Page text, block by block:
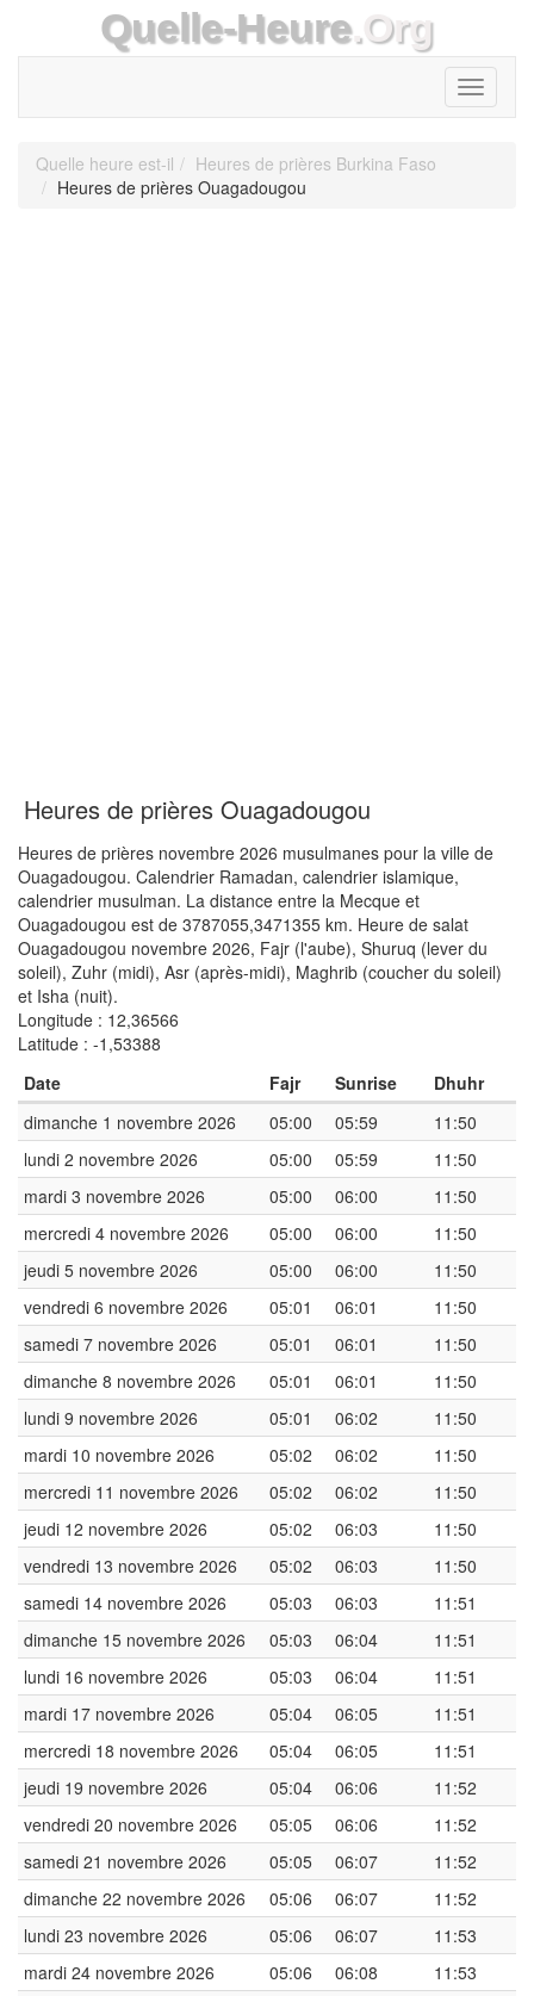
Quelle-Heure.Org
Toggle
Quelle heure est-il
Heures de prières Burkina Faso
Heures de prières Ouagadougou
Heures de prières Ouagadougou
Heures de prières novembre 2026 musulmanes pour la ville de
Ouagadougou. Calendrier Ramadan, calendrier islamique,
calendrier musulman. La distance entre la Mecque et
Ouagadougou est de 3787055,3471355 km. Heure de salat
Ouagadougou novembre 2026, Fajr (l'aube), Shuruq (lever du
soleil), Zuhr (midi), Asr (après-midi), Maghrib (coucher du soleil)
et Isha (nuit).
Longitude : 12,36566
Latitude : -1,53388
Date
Fajr Sunrise
Dhuhr
dimanche 1 novembre 2026
05:00 05:59
11:50
lundi 2 novembre 2026
05:00 05:59
11:50
mardi 3 novembre 2026
05:00 06:00
11:50
mercredi 4 novembre 2026
05:00 06:00
11:50
jeudi 5 novembre 2026
05:00 06:00
11:50
vendredi 6 novembre 2026
05:01 06:01
11:50
samedi 7 novembre 2026
05:01 06:01
11:50
dimanche 8 novembre 2026
05:01 06:01
11:50
lundi 9 novembre 2026
05:01 06:02
11:50
mardi 10 novembre 2026
05:02 06:02
11:50
mercredi 11 novembre 2026
05:02 06:02
11:50
jeudi 12 novembre 2026
05:02 06:03
11:50
vendredi 13 novembre 2026
05:02 06:03
11:50
samedi 14 novembre 2026
05:03 06:03
11:51
dimanche 15 novembre 2026
05:03 06:04
11:51
lundi 16 novembre 2026
05:03 06:04
11:51
mardi 17 novembre 2026
05:04 06:05
11:51
mercredi 18 novembre 2026
05:04 06:05
11:51
jeudi 19 novembre 2026
05:04 06:06
11:52
vendredi 20 novembre 2026
05:05 06:06
11:52
samedi 21 novembre 2026
05:05 06:07
11:52
dimanche 22 novembre 2026
05:06 06:07
11:52
lundi 23 novembre 2026
05:06 06:07
11:53
mardi 24 novembre 2026
05:06 06:08
11:53